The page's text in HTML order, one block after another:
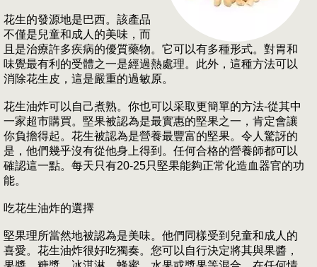
花生的發源地是巴西。該產品
不僅是兒童和成人的美味，而
且是治療許多疾病的優質藥物。它可以有多種形式。對胃和
味覺最有利的受體之一是經過熱處理。此外，這種方法可以
消除花生皮，這是嚴重的過敏原。
花生油炸可以自己煮熟。你也可以采取更簡單的方法-從其中
一家超市購買。堅果被認為是最實惠的堅果之一，肯定會讓
你負擔得起。花生被認為是營養最豐富的堅果。令人驚訝的
是，他們幾乎沒有從他身上得到。任何合格的營養師都可以
確認這一點。每天只有20-25只堅果能夠正常化造血器官的功
能。
吃花生油炸的選擇
堅果理所當然地被認為是美味。他們同樣受到兒童和成人的
喜愛。花生油炸很好吃獨奏。您可以自行決定將其與果醬，